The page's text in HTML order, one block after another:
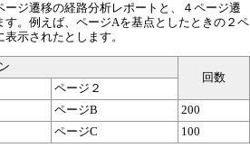
ジ遷移の経路分析レポートと、４ページ遷
。例えば、ページAを基点としたときの２ペ
示されたとします。
回数
ページ２
ページB
200
ページC 100